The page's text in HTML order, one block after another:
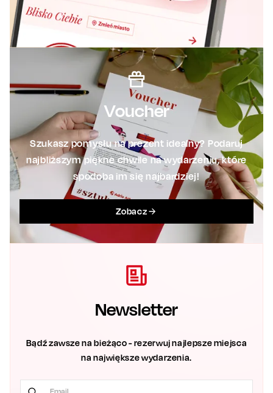
Voucher
Szukasz pomysłu na prezent idealny? Podaruj
najbliższym piękne chwile na wydarzeniu, które
spodoba im się najbardziej!
Zobacz
Newsletter
Bądź zawsze na bieżąco - rezerwuj najlepsze miejsca
na największe wydarzenia.